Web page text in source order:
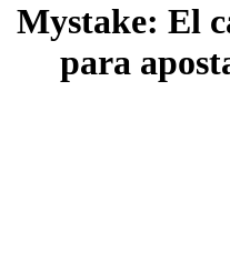
Mystake: El
para